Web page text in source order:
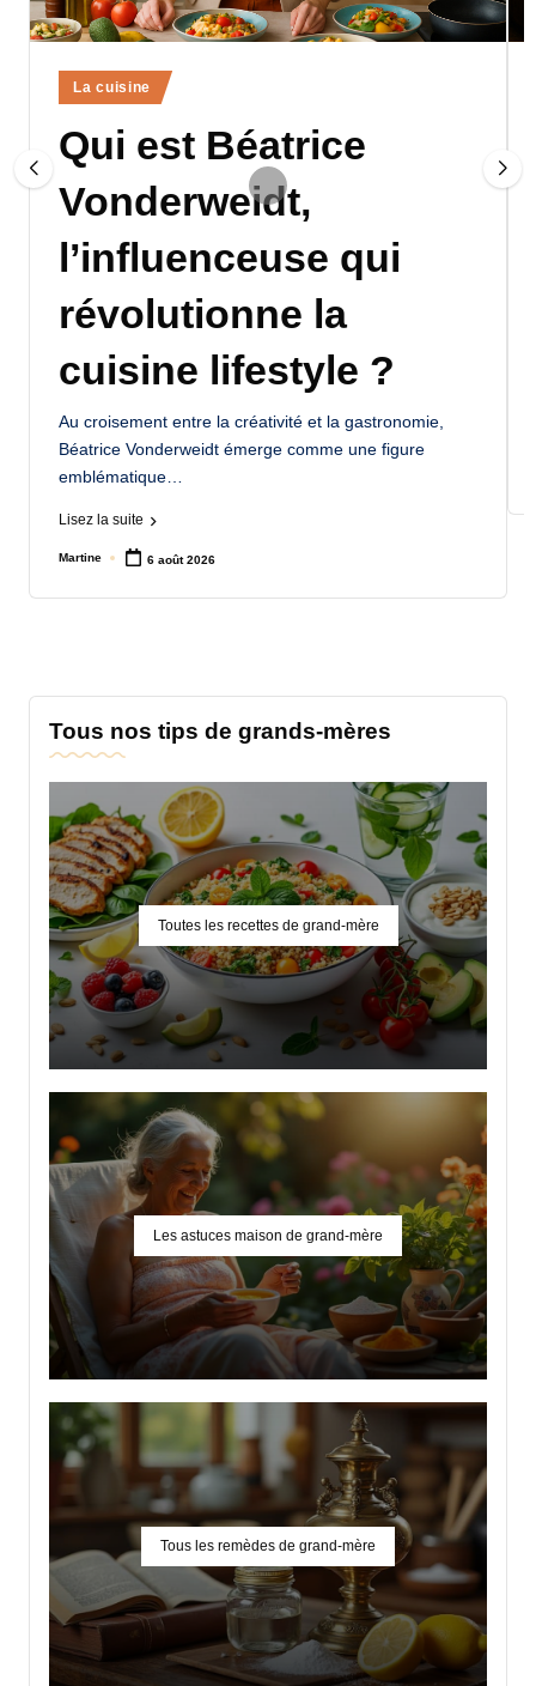
a
-
m
Posted
in
La cuisine
Qui est Béatrice
Vonderweidt,
l’influenceuse qui
révolutionne la
cuisine lifestyle ?
Au croisement entre la créativité et la gastronomie,
Béatrice Vonderweidt émerge comme une figure
emblématique…
Lisez la suite
Posted
Martine 6 août 2026
Tous nos tips de grands-mères
Toutes les recettes de grand-mère
Les astuces maison de grand-mère
Tous les remèdes de grand-mère